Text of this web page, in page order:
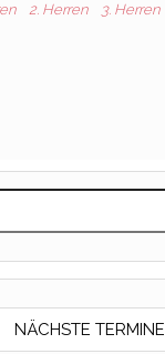
2. Herren 3. Herren
NÄCHSTE TERMINE